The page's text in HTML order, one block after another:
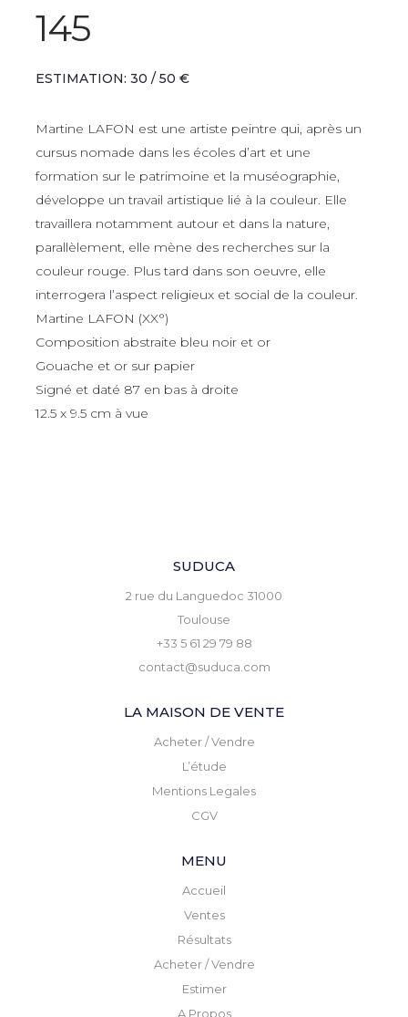
145
ESTIMATION: 30 / 50 €
Martine LAFON est une artiste peintre qui, après un
cursus nomade dans les écoles d’art et une
formation sur le patrimoine et la muséographie,
développe un travail artistique lié à la couleur. Elle
travaillera notamment autour et dans la nature,
parallèlement, elle mène des recherches sur la
couleur rouge. Plus tard dans son oeuvre, elle
interrogera l’aspect religieux et social de la couleur.
Martine LAFON (XX°)
Composition abstraite bleu noir et or
Gouache et or sur papier
Signé et daté 87 en bas à droite
12.5 x 9.5 cm à vue
SUDUCA
2 rue du Languedoc 31000
Toulouse
+33 5 61 29 79 88
contact@suduca.com
LA MAISON DE VENTE
Acheter / Vendre
L’étude
Mentions Legales
CGV
MENU
Accueil
Ventes
Résultats
Acheter / Vendre
Estimer
A Propos